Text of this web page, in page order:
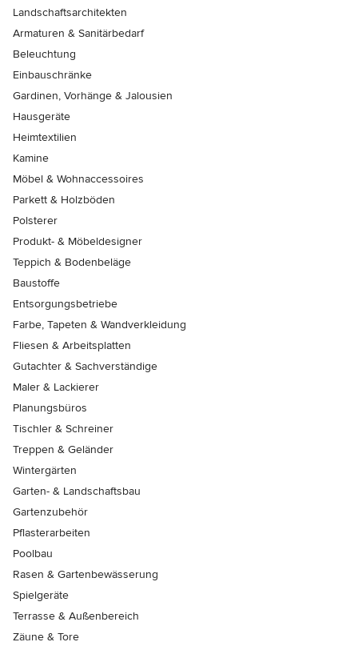
Landschaftsarchitekten
Armaturen & Sanitärbedarf
Beleuchtung
Einbauschränke
Gardinen, Vorhänge & Jalousien
Hausgeräte
Heimtextilien
Kamine
Möbel & Wohnaccessoires
Parkett & Holzböden
Polsterer
Produkt- & Möbeldesigner
Teppich & Bodenbeläge
Baustoffe
Entsorgungsbetriebe
Farbe, Tapeten & Wandverkleidung
Fliesen & Arbeitsplatten
Gutachter & Sachverständige
Maler & Lackierer
Planungsbüros
Tischler & Schreiner
Treppen & Geländer
Wintergärten
Garten- & Landschaftsbau
Gartenzubehör
Pflasterarbeiten
Poolbau
Rasen & Gartenbewässerung
Spielgeräte
Terrasse & Außenbereich
Zäune & Tore